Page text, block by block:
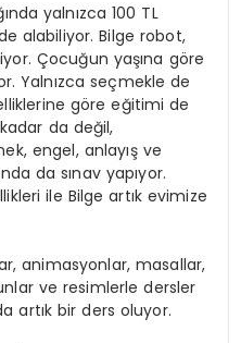
yalnızca 100 TL
alabiliyor. Bilge robot,
Çocuğun yaşına göre
Yalnızca seçmekle de
göre eğitimi de
da değil,
engel, anlayış ve
da sınav yapıyor.
ile Bilge artık evimize
animasyonlar, masallar,
ve resimlerle dersler
artık bir ders oluyor.